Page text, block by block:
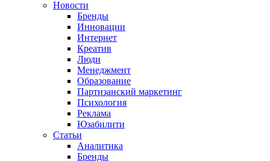
Новости
Бренды
Инновации
Интернет
Креатив
Люди
Менеджмент
Образование
Партизанский маркетинг
Психология
Реклама
Юзабилити
Статьи
Аналитика
Бренды